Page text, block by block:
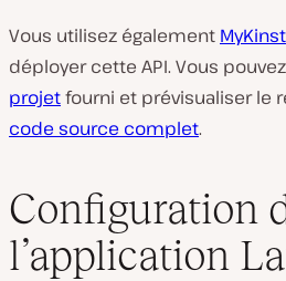
Vous utilisez également
déployer cette API. Vous
projetfourni et prévisualiser le
code source complet.
Configuration
l’application